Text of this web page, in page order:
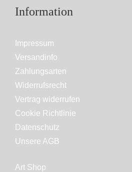
Information
Impressum
Versandinfo
Zahlungsarten
Widerrufsrecht
Vertrag widerrufen
Cookie Richtlinie
Datenschutz
Unsere AGB
Art Shop